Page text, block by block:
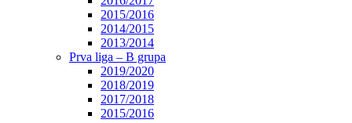
2015/2016
2014/2015
2013/2014
Prva liga – B grupa
2019/2020
2018/2019
2017/2018
2015/2016